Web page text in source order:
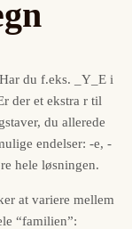
du f.eks. _Y_E i
der et ekstra r til
du allerede
endelser: -e, -
hele løsningen.
at variere mellem
“familien”: